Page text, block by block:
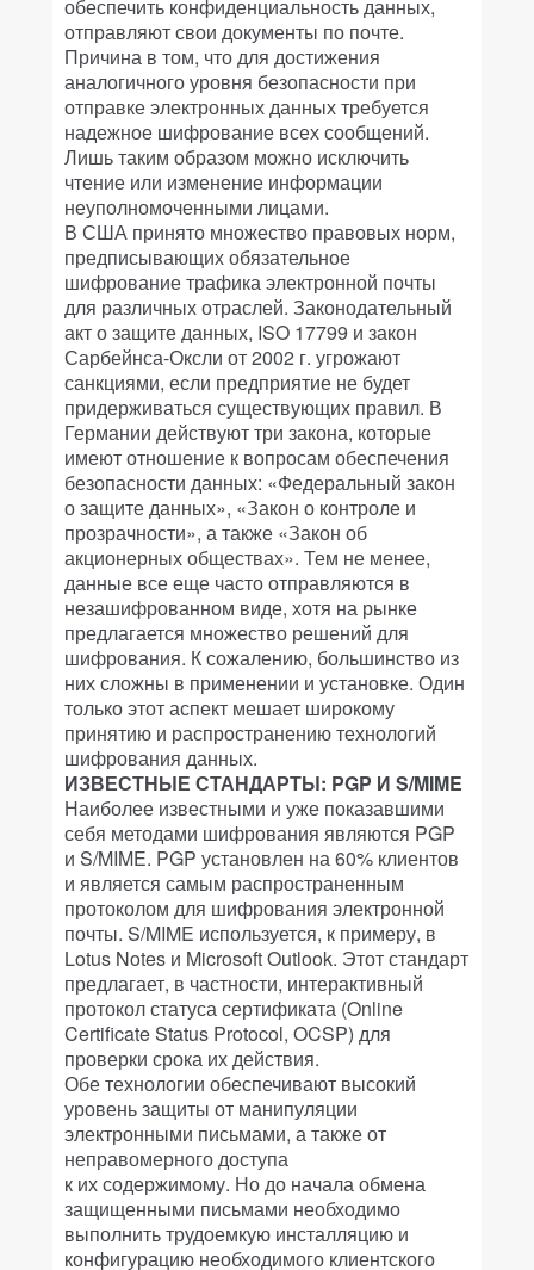
обеспечить конфиденциальность данных,
отправляют свои документы по почте.
Причина в том, что для достижения
аналогичного уровня безопасности при
отправке электронных данных требуется
надежное шифрование всех сообщений.
Лишь таким образом можно исключить
чтение или изменение информации
неуполномоченными лицами.
В США принято множество правовых норм,
предписывающих обязательное
шифрование трафика электронной почты
для различных отраслей. Законодательный
акт о защите данных, ISO 17799 и закон
Сарбейнса-Оксли от 2002 г. угрожают
санкциями, если предприятие не будет
придерживаться существующих правил. В
Германии действуют три закона, которые
имеют отношение к вопросам обеспечения
безопасности данных: «Федеральный закон
о защите данных», «Закон о контроле и
прозрачности», а также «Закон об
акционерных обществах». Тем не менее,
данные все еще часто отправляются в
незашифрованном виде, хотя на рынке
предлагается множество решений для
шифрования. К сожалению, большинство из
них сложны в применении и установке. Один
только этот аспект мешает широкому
принятию и распространению технологий
шифрования данных.
ИЗВЕСТНЫЕ СТАНДАРТЫ: PGP И S/MIME
Наиболее известными и уже показавшими
себя методами шифрования являются PGP
и S/MIME. PGP установлен на 60% клиентов
и является самым распространенным
протоколом для шифрования электронной
почты. S/MIME используется, к примеру, в
Lotus Notes и Microsoft Outlook. Этот стандарт
предлагает, в частности, интерактивный
протокол статуса сертификата (Online
Certificate Status Protocol, OCSP) для
проверки срока их действия.
Обе технологии обеспечивают высокий
уровень защиты от манипуляции
электронными письмами, а также от
неправомерного доступа
к их содержимому. Но до начала обмена
защищенными письмами необходимо
выполнить трудоемкую инсталляцию и
конфигурацию необходимого клиентского